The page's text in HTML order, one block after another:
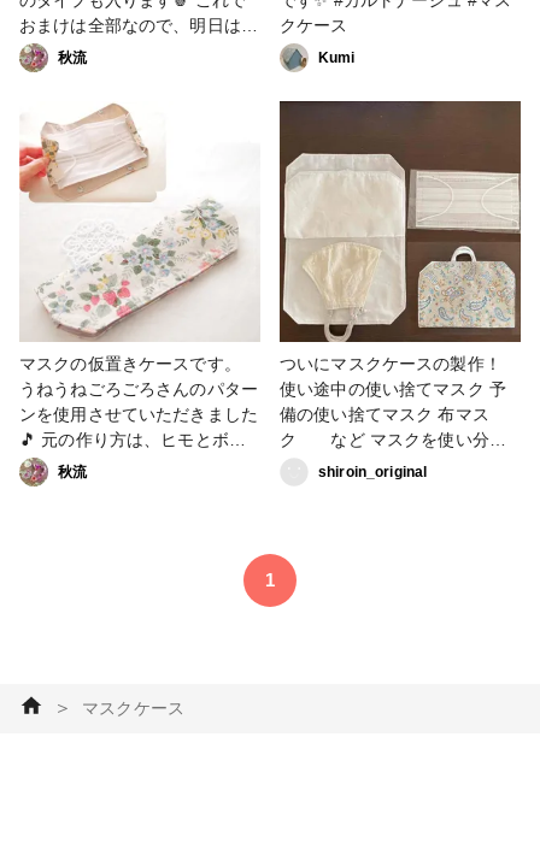
おまけは全部なので、明日はい
よいよ「本体」を投稿します🍍
#2021新春投稿キャンペーン #
マスクケース #パイナップル
秋流
クケース
Kumi
マスクの仮置きケースです。
うねうねごろごろさんのパター
ンを使用させていただきました
🎵 元の作り方は、ヒモとボタ
ンでとめていますが、 スナッ
プボタンにしてみました💠 本
表から見えないのと、留めごご
ちで、縫い留めるタイプのスナ
秋流
ついにマスクケースの製作！
使い途中の使い捨てマスク 予
備の使い捨てマスク 布マス
ク など マスクを使い分け
ている方が使いやすいように考
案しました！ 大きさは使い捨
20センチ #マスクケースカバー
#マスクケース #ハンドメイド
shiroin_original
1
＞ マスクケース